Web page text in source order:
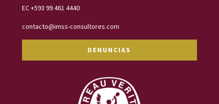
EC+593 99 461 4440
contacto@imss-consultores.com
DENUNCIAS